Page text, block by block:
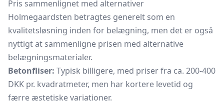
Pris sammenlignet med alternativer
Holmegaardsten betragtes generelt som en
kvalitetsløsning inden for belægning, men det er også
nyttigt at sammenligne prisen med alternative
belægningsmaterialer.
Betonfliser: Typisk billigere, med priser fra ca. 200-400
DKK pr. kvadratmeter, men har kortere levetid og
færre æstetiske variationer.